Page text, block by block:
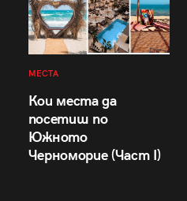
МЕСТА
Кои места да
посетиш по
Южното
Черноморие (Част I)